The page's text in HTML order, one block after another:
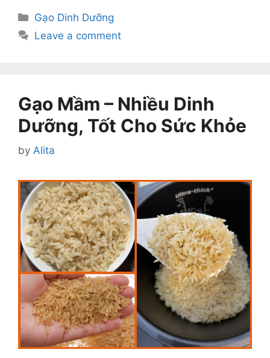
Categories
Gạo Dinh Dưỡng
Leave a comment
Gạo Mầm – Nhiều Dinh
Dưỡng, Tốt Cho Sức Khỏe
by Alita